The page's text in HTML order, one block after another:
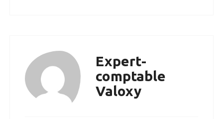
Expert-
comptable
Valoxy